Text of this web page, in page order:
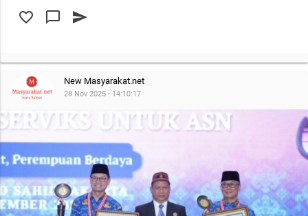
favorite_border chat_bubble_outline send
New Masyarakat.net
28 Nov 2025 - 14:10:17